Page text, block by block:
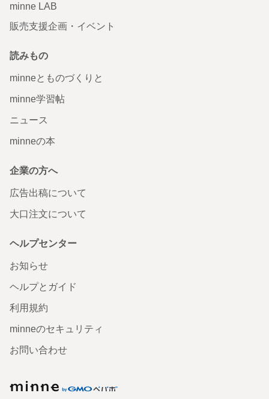
minne LAB
販売支援企画・イベント
読みもの
minneとものづくりと
minne学習帖
ニュース
minneの本
企業の方へ
広告出稿について
大口注文について
ヘルプセンター
お知らせ
ヘルプとガイド
利用規約
minneのセキュリティ
お問い合わせ